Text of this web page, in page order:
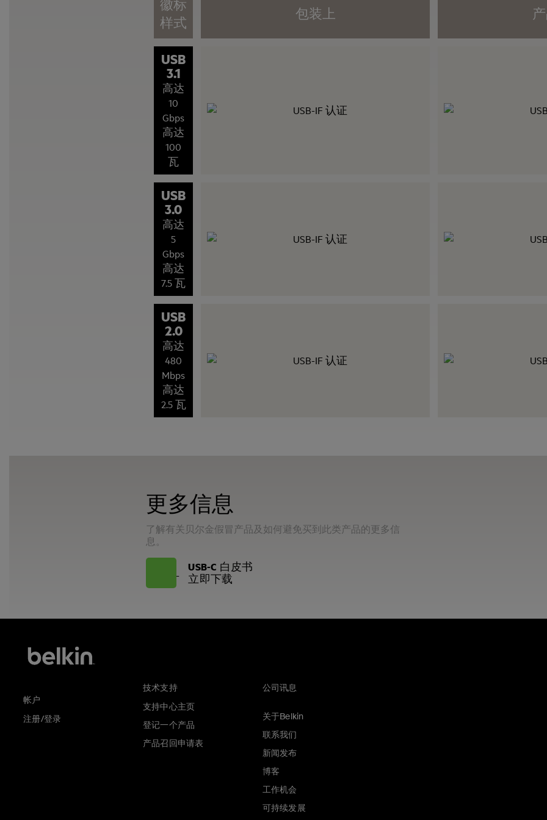
徽标
样式
包装上
USB
3.1
高达
10
Gbps
高达
100
瓦
USB
3.0
高达
5
Gbps
高达
7.5 瓦
USB
2.0
高达
480
Mbps
高达
2.5 瓦
更多信息
了解有关贝尔金假冒产品及如何避免买到此类产品的更多信
息。
USB-C 白皮书
立即下载
帐户
注册/登录
技术支持
支持中心主页
登记一个产品
产品召回申请表
公司讯息
关于Belkin
联系我们
新闻发布
博客
工作机会
可持续发展